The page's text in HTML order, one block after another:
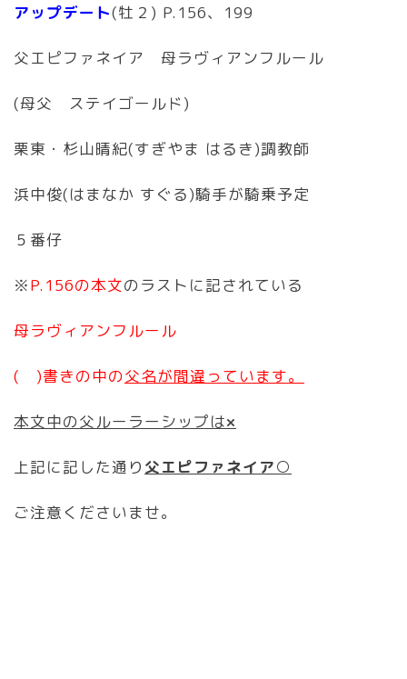
アップデート(牡２) P.156、199
父エピファネイア 母ラヴィアンフルール
(母父 ステイゴールド)
栗東・杉山晴紀(すぎやま はるき)調教師
浜中俊(はまなか すぐる)騎手が騎乗予定
５番仔
※P.156の本文のラストに記されている
母ラヴィアンフルール
( )書きの中の父名が間違っています。
本文中の父ルーラーシップは×
上記に記した通り 父エピファネイア○
ご注意くださいませ。